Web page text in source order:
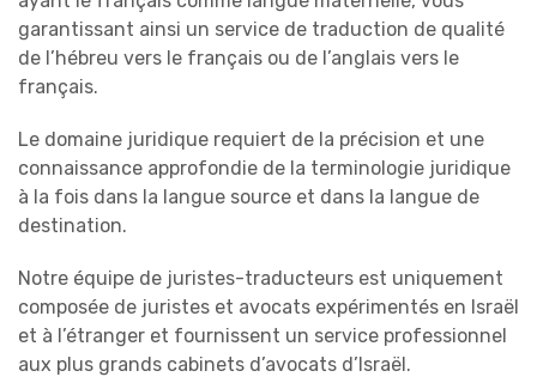
garantissant ainsi un service de traduction de qualité
de l’hébreu vers le français ou de l’anglais vers le
français.
Le domaine juridique requiert de la précision et une
connaissance approfondie de la terminologie juridique
à la fois dans la langue source et dans la langue de
destination.
Notre équipe de juristes-traducteurs est uniquement
composée de juristes et avocats expérimentés en Israël
et à l’étranger et fournissent un service professionnel
aux plus grands cabinets d’avocats d’Israël.